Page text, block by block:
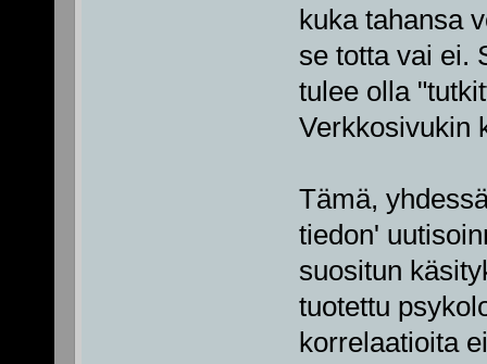
kuka tahansa
se totta vai ei.
tulee olla
Verkkosivukin
Tämä,
tiedon'
suositun
tuotettu
korrelaatioita